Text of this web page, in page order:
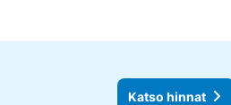
Katso hinnat